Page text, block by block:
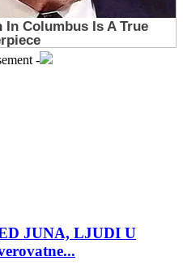
-
JUNA, LJUDI U